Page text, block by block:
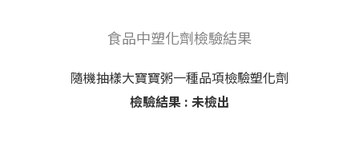
食品中塑化劑檢驗結果
隨機抽樣大寶寶粥一種品項檢驗塑化劑
檢驗結果 : 未檢出